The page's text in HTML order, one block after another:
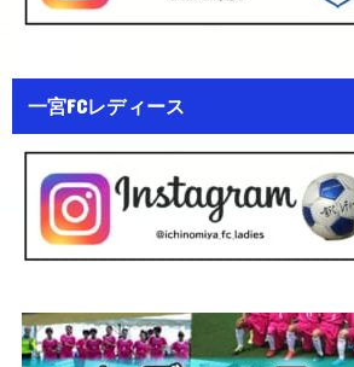
一宮FCレディース